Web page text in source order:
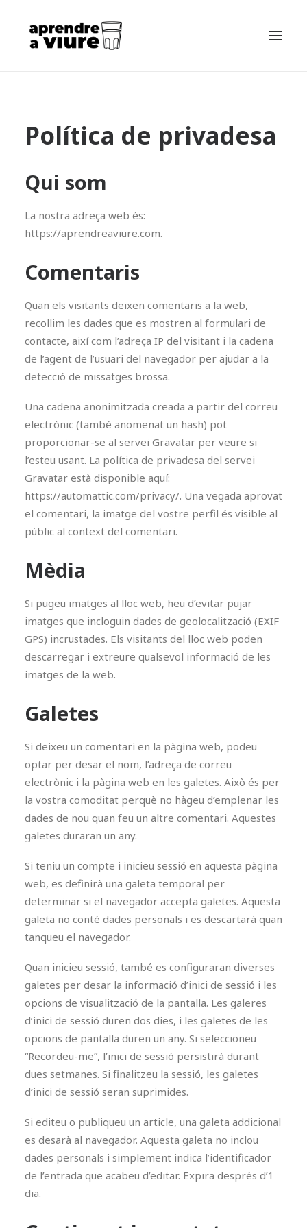
SOBRE MI
SEARCH
ES
EN
POSTS
Política de privadesa
Qui som
La nostra adreça web és:
https://aprendreaviure.com.
Comentaris
Quan els visitants deixen comentaris a la web,
recollim les dades que es mostren al formulari de
contacte, així com l’adreça IP del visitant i la cadena
de l’agent de l’usuari del navegador per ajudar a la
detecció de missatges brossa.
Una cadena anonimitzada creada a partir del correu
electrònic (també anomenat un hash) pot
proporcionar-se al servei Gravatar per veure si
l’esteu usant. La política de privadesa del servei
Gravatar està disponible aquí:
https://automattic.com/privacy/. Una vegada aprovat
el comentari, la imatge del vostre perfil és visible al
públic al context del comentari.
Mèdia
Si pugeu imatges al lloc web, heu d’evitar pujar
imatges que incloguin dades de geolocalització (EXIF
GPS) incrustades. Els visitants del lloc web poden
descarregar i extreure qualsevol informació de les
imatges de la web.
Galetes
Si deixeu un comentari en la pàgina web, podeu
optar per desar el nom, l’adreça de correu
electrònic i la pàgina web en les galetes. Això és per
la vostra comoditat perquè no hàgeu d’emplenar les
dades de nou quan feu un altre comentari. Aquestes
galetes duraran un any.
Si teniu un compte i inicieu sessió en aquesta pàgina
web, es definirà una galeta temporal per
determinar si el navegador accepta galetes. Aquesta
galeta no conté dades personals i es descartarà quan
tanqueu el navegador.
Quan inicieu sessió, també es configuraran diverses
galetes per desar la informació d’inici de sessió i les
opcions de visualització de la pantalla. Les galeres
d’inici de sessió duren dos dies, i les galetes de les
opcions de pantalla duren un any. Si seleccioneu
“Recordeu-me”, l’inici de sessió persistirà durant
dues setmanes. Si finalitzeu la sessió, les galetes
d’inici de sessió seran suprimides.
Si editeu o publiqueu un article, una galeta addicional
es desarà al navegador. Aquesta galeta no inclou
dades personals i simplement indica l’identificador
de l’entrada que acabeu d’editar. Expira després d’1
dia.